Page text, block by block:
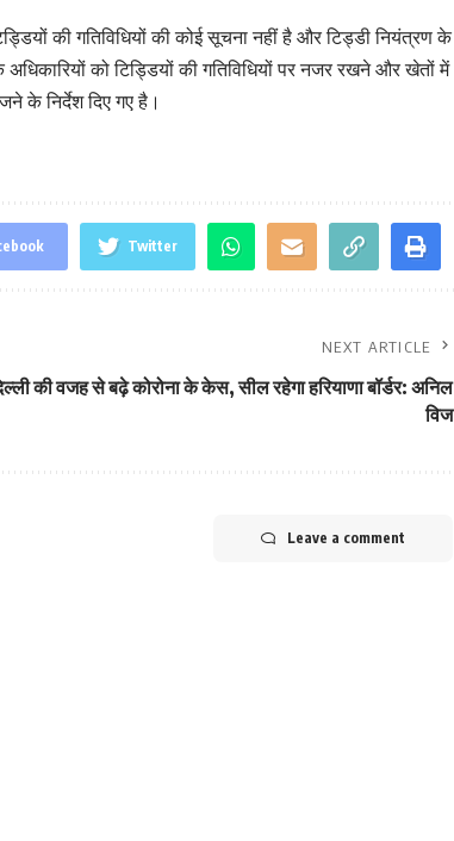
की गतिविधियों की कोई सूचना नहीं है और टिड्डी नियंत्रण के
को टिड्डियों की गतिविधियों पर नजर रखने और खेतों में
के निर्देश दिए गए है।
Twitter
NEXT ARTICLE
की वजह से बढ़े कोरोना के केस, सील रहेगा हरियाणा बॉर्डर: अनिल
विज
Leave a comment